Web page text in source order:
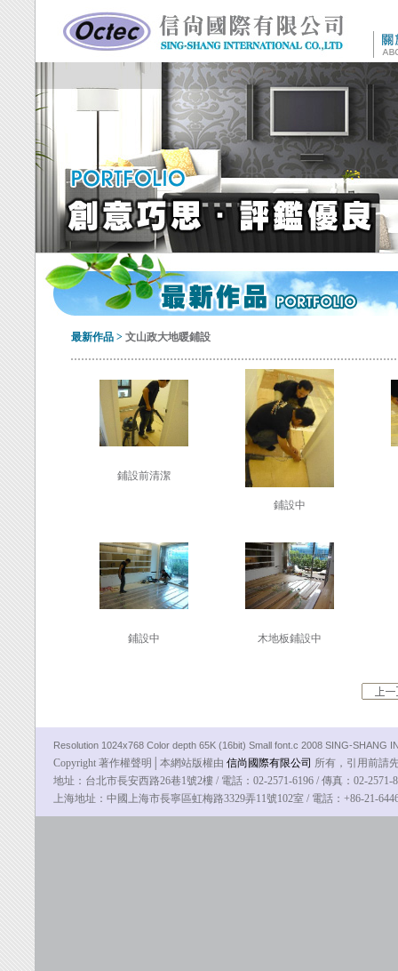
最新作品 > 文山政大地暖鋪設
鋪設前清潔
鋪設中
鋪設中 木地板鋪設中
Resolution 1024x768 Color depth 65K (16bit) Small font.c 2008 SING-SHANG
Copyright 著作權聲明│本網站版權由 信尚國際有限公司 所有，引用前請
地址：台北市長安西路26巷1號2樓 / 電話：02-2571-6196 / 傳真：02-2571-
上海地址：中國上海市長寧區虹梅路3329弄11號102室 / 電話： +86-21-